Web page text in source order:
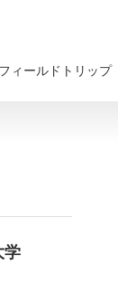
フィールドトリップ
学